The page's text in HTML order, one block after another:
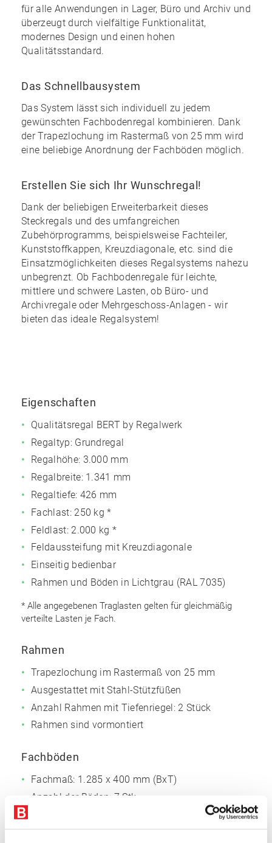
für alle Anwendungen in Lager, Büro und Archiv und
überzeugt durch vielfältige Funktionalität,
modernes Design und einen hohen
Qualitätsstandard.
Das Schnellbausystem
Das System lässt sich individuell zu jedem
gewünschten Fachbodenregal kombinieren. Dank
der Trapezlochung im Rastermaß von 25 mm wird
eine beliebige Anordnung der Fachböden möglich.
Erstellen Sie sich Ihr Wunschregal!
Dank der beliebigen Erweiterbarkeit dieses
Steckregals und des umfangreichen
Zubehörprogramms, beispielsweise Fachteiler,
Kunststoffkappen, Kreuzdiagonale, etc. sind die
Einsatzmöglichkeiten dieses Regalsystems nahezu
unbegrenzt. Ob Fachbodenregale für leichte,
mittlere und schwere Lasten, ob Büro- und
Archivregale oder Mehrgeschoss-Anlagen - wir
bieten das ideale Regalsystem!
Eigenschaften
Qualitätsregal BERT by Regalwerk
Regaltyp: Grundregal
Regalhöhe: 3.000 mm
Regalbreite: 1.341 mm
Regaltiefe: 426 mm
Fachlast: 250 kg *
Feldlast: 2.000 kg *
Feldaussteifung mit Kreuzdiagonale
Einseitig bedienbar
Rahmen und Böden in Lichtgrau (RAL 7035)
* Alle angegebenen Traglasten gelten für gleichmäßig
verteilte Lasten je Fach.
Rahmen
Trapezlochung im Rastermaß von 25 mm
Ausgestattet mit Stahl-Stützfüßen
Anzahl Rahmen mit Tiefenriegel: 2 Stück
Rahmen sind vormontiert
Fachböden
Fachmaß: 1.285 x 400 mm (BxT)
Anzahl der Böden: 7 Stk.
Fachbodenträger